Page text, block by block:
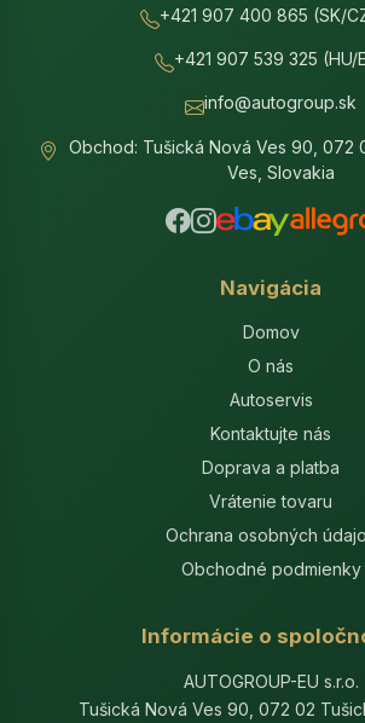
+421 907 400 865 (SK/
+421 907 539 325 (HU/
info@autogroup.sk
Obchod: Tušická Nová Ves 90, 072
Ves, Slovakia
Navigácia
Domov
O nás
Autoservis
Kontaktujte nás
Doprava a platba
Vrátenie tovaru
Ochrana osobných
Obchodné podmienky
Informácie o
AUTOGROUP-EU s.r.o.
Tušická Nová Ves 90, 072 02